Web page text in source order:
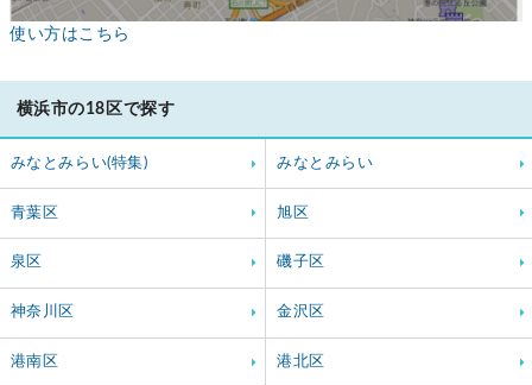
使い方はこちら
横浜市の18区で探す
みなとみらい(特集) みなとみらい
青葉区 旭区
泉区 磯子区
神奈川区 金沢区
港南区 港北区